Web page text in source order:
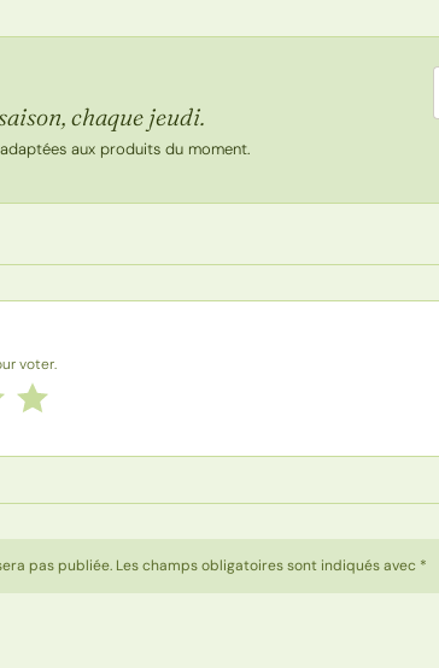
chaque jeudi.
aux produits du moment.
voter.
de 1 à 5 étoiles
5 étoiles
pas publiée. Les champs obligatoires sont indiqués avec *